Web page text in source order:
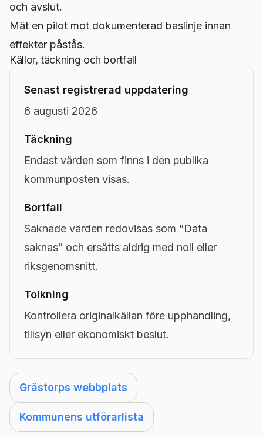
och avslut.
Mät en pilot mot dokumenterad baslinje innan
effekter påstås.
Källor, täckning och bortfall
Senast registrerad uppdatering
6 augusti 2026
Täckning
Endast värden som finns i den publika
kommunposten visas.
Bortfall
Saknade värden redovisas som ”Data
saknas” och ersätts aldrig med noll eller
riksgenomsnitt.
Tolkning
Kontrollera originalkällan före upphandling,
tillsyn eller ekonomiskt beslut.
Grästorps webbplats
Kommunens utförarlista